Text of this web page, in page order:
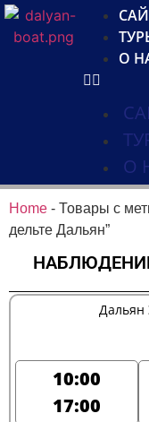
О
О
Home - Товары с
дельте Дальян”
Дальян
10:00
17:00